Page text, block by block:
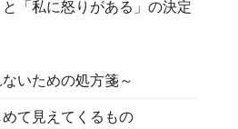
と「私に怒りがある」の決定
いための処方箋～
て見えてくるもの